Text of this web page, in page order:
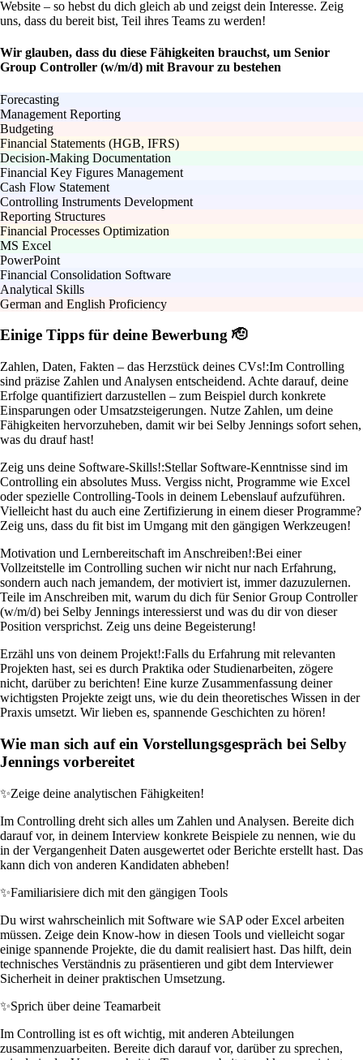
Website – so hebst du dich gleich ab und zeigst dein Interesse. Zeig
uns, dass du bereit bist, Teil ihres Teams zu werden!
Wir glauben, dass du diese Fähigkeiten brauchst, um Senior
Group Controller (w/m/d) mit Bravour zu bestehen
Forecasting
Management Reporting
Budgeting
Financial Statements (HGB, IFRS)
Decision-Making Documentation
Financial Key Figures Management
Cash Flow Statement
Controlling Instruments Development
Reporting Structures
Financial Processes Optimization
MS Excel
PowerPoint
Financial Consolidation Software
Analytical Skills
German and English Proficiency
Einige Tipps für deine Bewerbung 🫡
Zahlen, Daten, Fakten – das Herzstück deines CVs!:Im Controlling
sind präzise Zahlen und Analysen entscheidend. Achte darauf, deine
Erfolge quantifiziert darzustellen – zum Beispiel durch konkrete
Einsparungen oder Umsatzsteigerungen. Nutze Zahlen, um deine
Fähigkeiten hervorzuheben, damit wir bei Selby Jennings sofort sehen,
was du drauf hast!
Zeig uns deine Software-Skills!:Stellar Software-Kenntnisse sind im
Controlling ein absolutes Muss. Vergiss nicht, Programme wie Excel
oder spezielle Controlling-Tools in deinem Lebenslauf aufzuführen.
Vielleicht hast du auch eine Zertifizierung in einem dieser Programme?
Zeig uns, dass du fit bist im Umgang mit den gängigen Werkzeugen!
Motivation und Lernbereitschaft im Anschreiben!:Bei einer
Vollzeitstelle im Controlling suchen wir nicht nur nach Erfahrung,
sondern auch nach jemandem, der motiviert ist, immer dazuzulernen.
Teile im Anschreiben mit, warum du dich für Senior Group Controller
(w/m/d) bei Selby Jennings interessierst und was du dir von dieser
Position versprichst. Zeig uns deine Begeisterung!
Erzähl uns von deinem Projekt!:Falls du Erfahrung mit relevanten
Projekten hast, sei es durch Praktika oder Studienarbeiten, zögere
nicht, darüber zu berichten! Eine kurze Zusammenfassung deiner
wichtigsten Projekte zeigt uns, wie du dein theoretisches Wissen in der
Praxis umsetzt. Wir lieben es, spannende Geschichten zu hören!
Wie man sich auf ein Vorstellungsgespräch bei Selby
Jennings vorbereitet
✨Zeige deine analytischen Fähigkeiten!
Im Controlling dreht sich alles um Zahlen und Analysen. Bereite dich
darauf vor, in deinem Interview konkrete Beispiele zu nennen, wie du
in der Vergangenheit Daten ausgewertet oder Berichte erstellt hast. Das
kann dich von anderen Kandidaten abheben!
✨Familiarisiere dich mit den gängigen Tools
Du wirst wahrscheinlich mit Software wie SAP oder Excel arbeiten
müssen. Zeige dein Know-how in diesen Tools und vielleicht sogar
einige spannende Projekte, die du damit realisiert hast. Das hilft, dein
technisches Verständnis zu präsentieren und gibt dem Interviewer
Sicherheit in deiner praktischen Umsetzung.
✨Sprich über deine Teamarbeit
Im Controlling ist es oft wichtig, mit anderen Abteilungen
zusammenzuarbeiten. Bereite dich darauf vor, darüber zu sprechen,